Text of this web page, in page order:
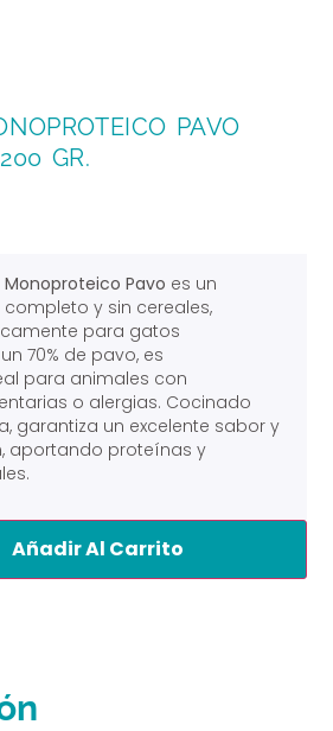
PAVO
GR.
Pavo es un
y sin cereales,
para gatos
70% de pavo, es
para animales con
o alergias. Cocinado
garantiza un excelente sabor y
aportando proteínas y
Añadir Al Carrito